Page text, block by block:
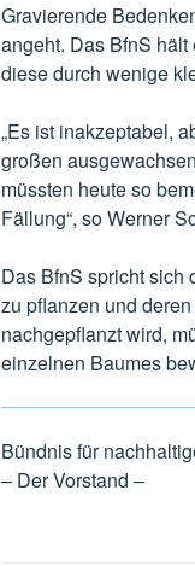
Gravierende
angeht. Das BfnS
diese durch wenige
„Es ist inakzeptabel,
großen
müssten heute so
Fällung“, so Werner
Das BfnS spricht sich
zu pflanzen und
nachgepflanzt wird,
einzelnen Baumes
Bündnis für
– Der Vorstand –